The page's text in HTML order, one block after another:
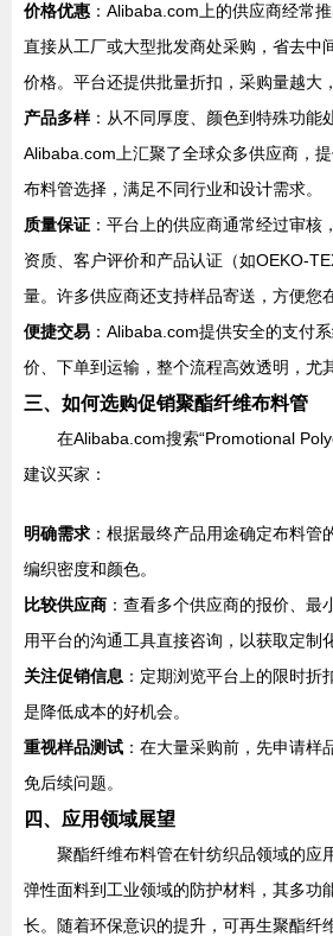
价格优惠 ：Alibaba.com上的供应商经常
直接从工厂或大型批发商处采购，省去中
价格。平台还提供批量折扣，采购量越大
产品多样：从不同厚度、颜色到特殊功能
Alibaba.com上汇聚了全球众多供应商，
布料管选择，满足不同行业和设计需求。
质量保证 ：平台上的供应商通常经过审核
资质、客户评价和产品认证（如OEKO-
量。许多供应商还支持样品寄送，方便您
便捷交易 ：Alibaba.com提供安全的支付
价、下单到运输，整个流程高效透明，尤
三、如何选购促销聚酯纤维布料管
在Alibaba.com搜索“Promotional
建议买家：
明确需求 ：根据最终产品用途确定布料管
编织密度和颜色。
比较供应商 ：查看多个供应商的报价、最
用平台的沟通工具直接咨询，以获取定制
关注促销信息 ：定期浏览平台上的限时折
是降低成本的好机会。
重视样品测试 ：在大量采购前，先申请样
免后续问题。
四、应用领域展望
聚酯纤维布料管在针纺织品领域的应
弹性面料到工业领域的防护材料，其多功
长。随着环保意识的提升，可再生聚酯纤